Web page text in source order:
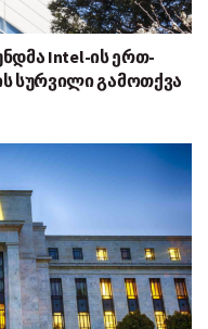
Intel-ის ერთ-
სურვილი გამოთქვა